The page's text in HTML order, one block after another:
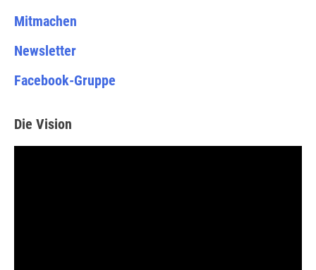
Mitmachen
Newsletter
Facebook-Gruppe
Die Vision